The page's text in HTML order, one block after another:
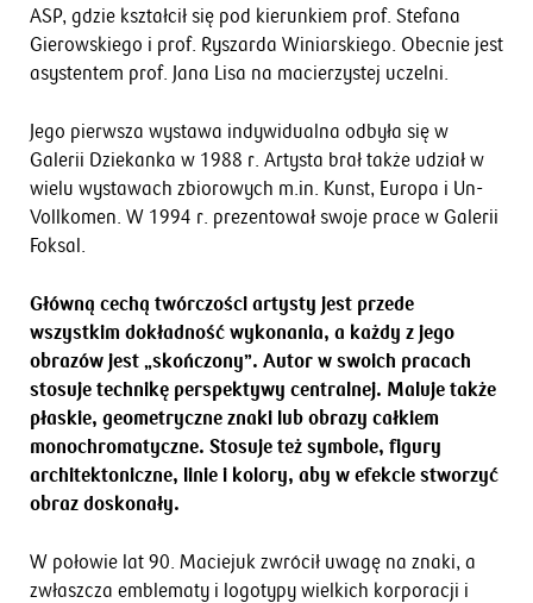
ASP, gdzie kształcił się pod kierunkiem prof. Stefana
Gierowskiego i prof. Ryszarda Winiarskiego. Obecnie jest
asystentem prof. Jana Lisa na macierzystej uczelni.
Jego pierwsza wystawa indywidualna odbyła się w
Galerii Dziekanka w 1988 r. Artysta brał także udział w
wielu wystawach zbiorowych m.in. Kunst, Europa i Un-
Vollkomen. W 1994 r. prezentował swoje prace w Galerii
Foksal.
Główną cechą twórczości artysty jest przede
wszystkim dokładność wykonania, a każdy z jego
obrazów jest „skończony”. Autor w swoich pracach
stosuje technikę perspektywy centralnej. Maluje także
płaskie, geometryczne znaki lub obrazy całkiem
monochromatyczne. Stosuje też symbole, figury
architektoniczne, linie i kolory, aby w efekcie stworzyć
obraz doskonały.
W połowie lat 90. Maciejuk zwrócił uwagę na znaki, a
zwłaszcza emblematy i logotypy wielkich korporacji i